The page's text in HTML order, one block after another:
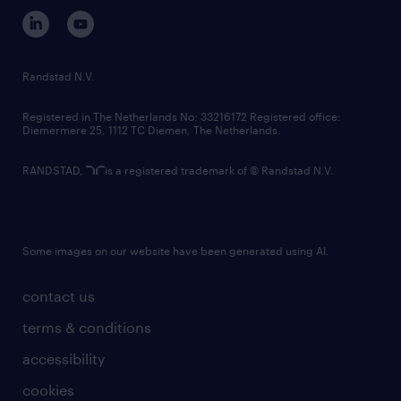
corporate governance
randstad innovation fund
country websites
contact us
terms & conditions
accessibility
cookies
Randstad N.V.
Registered in The Netherlands No: 33216172 Registered office:
Diemermere 25, 1112 TC Diemen, The Netherlands.
RANDSTAD, is a registered trademark of © Randstad N.V.
Some images on our website have been generated using AI.